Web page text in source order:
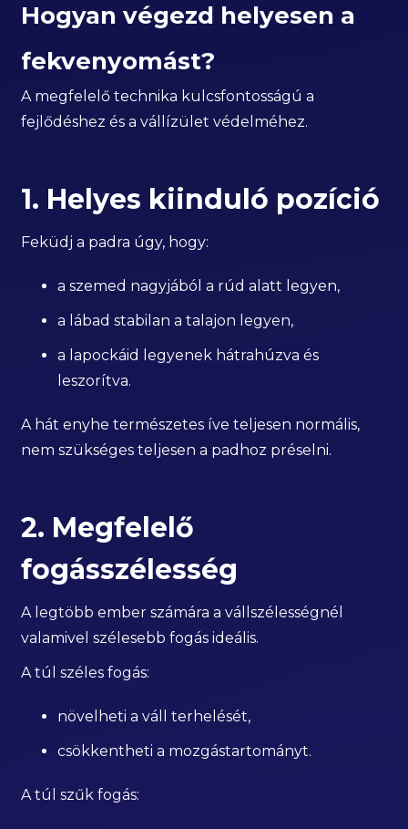
Hogyan végezd helyesen a
fekvenyomást?
A megfelelő technika kulcsfontosságú a
fejlődéshez és a vállízület védelméhez.
1. Helyes kiinduló pozíció
Feküdj a padra úgy, hogy:
a szemed nagyjából a rúd alatt legyen,
a lábad stabilan a talajon legyen,
a lapockáid legyenek hátrahúzva és
leszorítva.
A hát enyhe természetes íve teljesen normális,
nem szükséges teljesen a padhoz préselni.
2. Megfelelő
fogásszélesség
A legtöbb ember számára a vállszélességnél
valamivel szélesebb fogás ideális.
A túl széles fogás:
növelheti a váll terhelését,
csökkentheti a mozgástartományt.
A túl szűk fogás: